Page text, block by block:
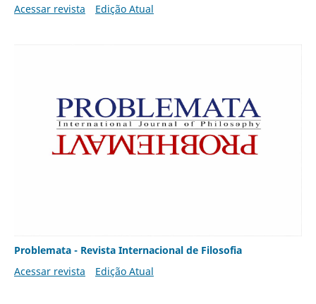
Acessar revista
Edição Atual
Problemata - Revista Internacional de Filosofia
Acessar revista
Edição Atual